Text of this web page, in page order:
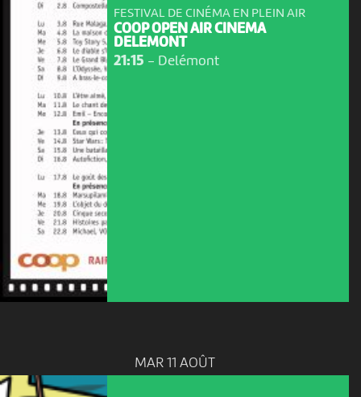
FESTIVAL DE CINÉMA EN PLEIN AIR
COOP OPEN AIR CINEMA
DELEMONT
21:15 - Delémont
MAR 11 AOÛT